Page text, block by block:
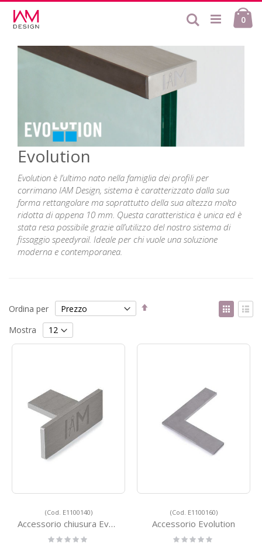
contenuto
0
Cerca
Evolution
Evolution è l’ultimo nato nella famiglia dei profili per
corrimano IAM Design, sistema è caratterizzato dalla sua
forma rettangolare ma soprattutto della sua altezza molto
ridotta di appena 10 mm. Questa caratteristica è unica ed è
stata resa possibile grazie all’utilizzo del nostro sistema di
fissaggio speedyrail. Ideale per chi vuole una soluzione
moderna e contemporanea.
Ordina per
Imposta
come
Mostra
(Cod. E1100140)
Accessorio chiusura Evolution
Rating:
(Cod. E1100160)
Accessorio Evolution
Rating: